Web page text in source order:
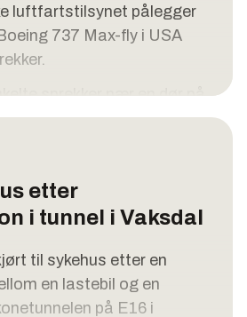
luftfartstilsynet pålegger
737 Max-fly i USA
sprekker nær en dør på
framme, skriver
i en uttalelse, skriver
nær 500 nye Boeing-fly av
8, Max 9 og Max 8-200.
undersøke stedet for
med
og reparere dem
etter
i tunnel i Vaksdal
til sykehus etter en
en lastebil og en
på E16 i